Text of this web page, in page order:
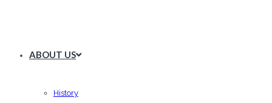
ABOUT US
History